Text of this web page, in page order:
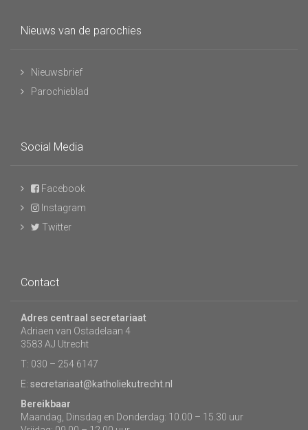
Nieuws van de parochies
Nieuwsbrief
Parochieblad
Social Media
Facebook
Instagram
Twitter
Contact
Adres centraal secretariaat
Adriaen van Ostadelaan 4
3583 AJ Utrecht
T: 030 – 254 6147
E: secretariaat@katholiekutrecht.nl
Bereikbaar
Maandag, Dinsdag en Donderdag: 10.00 – 15.30 uur